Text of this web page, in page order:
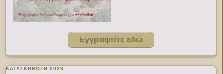
Εγγραφείτε εδώ
ΚΑΤΑΣΚΗΝΩΣΗ 2026